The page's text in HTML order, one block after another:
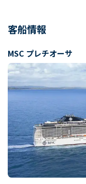
客船情報
MSC プレチオーサ